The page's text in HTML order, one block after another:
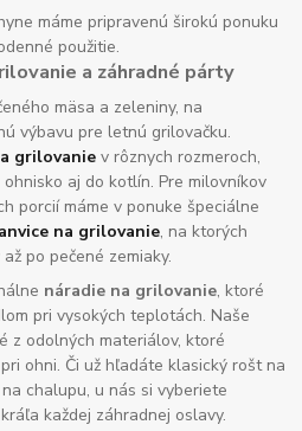
máme pripravenú širokú ponuku
použitie.
a záhradné párty
mäsa a zeleniny, na
výbavu pre letnú grilovačku.
grilovanie v rôznych rozmeroch,
aj do kotlín. Pre milovníkov
porcií máme v ponuke špeciálne
na grilovanie, na ktorých
po pečené zemiaky.
náradie na grilovanie, ktoré
pri vysokých teplotách. Naše
z odolných materiálov, ktoré
ohni. Či už hľadáte klasický rošt na
chalupu, u nás si vyberiete
každej záhradnej oslavy.